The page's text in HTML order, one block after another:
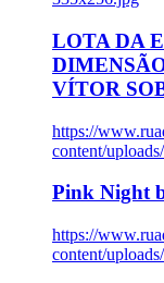
LOTA DA
VÍTOR
https://
content/
Pink Night
https://
content/